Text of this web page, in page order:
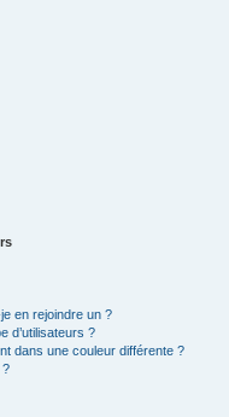
en rejoindre un ?
d’utilisateurs ?
dans une couleur différente ?
?